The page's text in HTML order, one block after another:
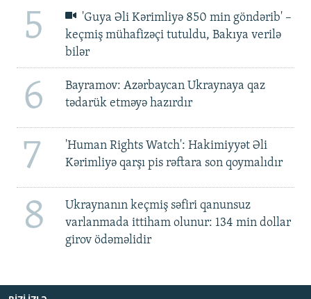
5
'Guya Əli Kərimliyə 850 min göndərib' –
keçmiş mühafizəçi tutuldu, Bakıya verilə
bilər
6
Bayramov: Azərbaycan Ukraynaya qaz
tədarük etməyə hazırdır
7
'Human Rights Watch': Hakimiyyət Əli
Kərimliyə qarşı pis rəftara son qoymalıdır
8
Ukraynanın keçmiş səfiri qanunsuz
varlanmada ittiham olunur: 134 min dollar
girov ödəməlidir